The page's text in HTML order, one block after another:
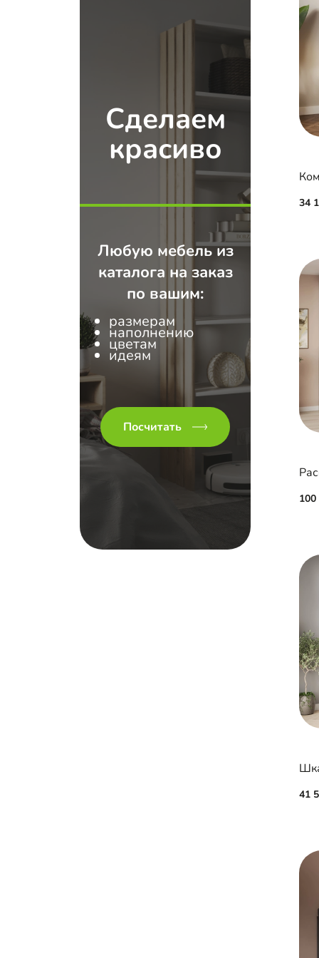
Сделаем
красиво
Любую мебель из
каталога на заказ
по вашим:
размерам
наполнению
цветам
идеям
Посчитать
34
100
41